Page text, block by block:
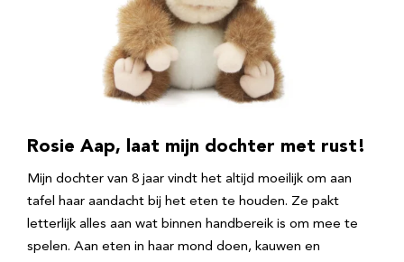
Rosie Aap, laat mijn dochter met rust!
Mijn dochter van 8 jaar vindt het altijd moeilijk om aan
tafel haar aandacht bij het eten te houden. Ze pakt
letterlijk alles aan wat binnen handbereik is om mee te
spelen. Aan eten in haar mond doen, kauwen en